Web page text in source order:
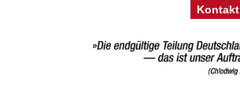
Kontakt